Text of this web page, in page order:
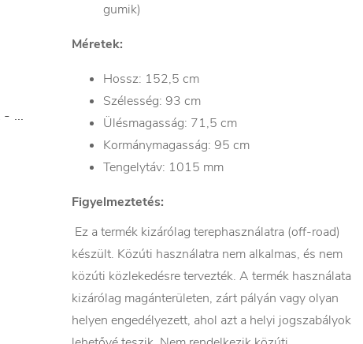
Buggy MiniRocket Cheetah 200X - gyerekeknek és felnőtteknek
gumik)
Méretek:
Hossz: 152,5 cm
Szélesség: 93 cm
Ülésmagasság: 71,5 cm
Kormánymagasság: 95 cm
Tengelytáv: 1015 mm
Figyelmeztetés:
Ez a termék kizárólag terephasználatra (off-road)
készült. Közúti használatra nem alkalmas, és nem
közúti közlekedésre tervezték. A termék használata
kizárólag magánterületen, zárt pályán vagy olyan
helyen engedélyezett, ahol azt a helyi jogszabályok